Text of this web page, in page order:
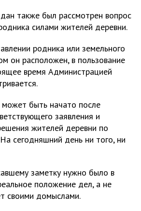
также был рассмотрен вопрос
силами жителей деревни.
родника или земельного
он расположен, в пользование
время Администрацией
может быть начато после
заявления и
жителей деревни по
сегодняшний день ни того, ни
заметку нужно было в
положение дел, а не
своими домыслами.